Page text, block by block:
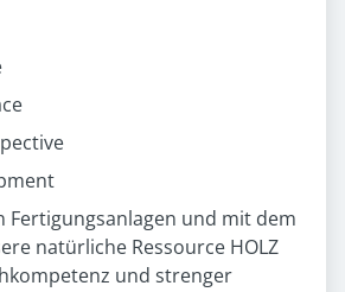
Fertigungsanlagen und mit dem
natürliche Ressource HOLZ
und strenger